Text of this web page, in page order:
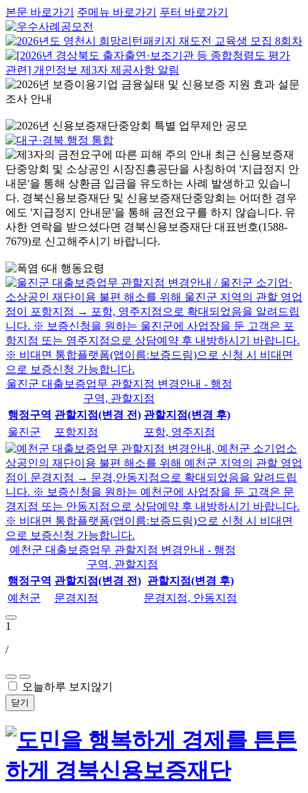
본문 바로가기 주메뉴 바로가기 푸터 바로가기
울진군 대출보증업무 관할지점 변경안내 - 행정
구역, 관할지점
행정구역 관할지점(변경 전) 관할지점(변경 후)
울진군
포항지점 포항, 영주지점
예천군 대출보증업무 관할지점 변경안내 - 행정
구역, 관할지점
행정구역 관할지점(변경 전) 관할지점(변경 후)
예천군
문경지점 문경지점, 안동지점
1
/
오늘하루 보지않기
닫기